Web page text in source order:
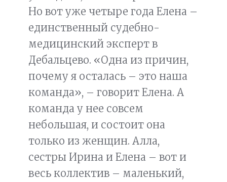
Но вот уже четыре года Елена –
единственный судебно-
медицинский эксперт в
Дебальцево. «Одна из причин,
почему я осталась – это наша
команда», – говорит Елена. А
команда у нее совсем
небольшая, и состоит она
только из женщин. Алла,
сестры Ирина и Елена – вот и
весь коллектив – маленький,